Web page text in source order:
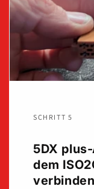
SCHRITT 5
5DX
dem
verbinden